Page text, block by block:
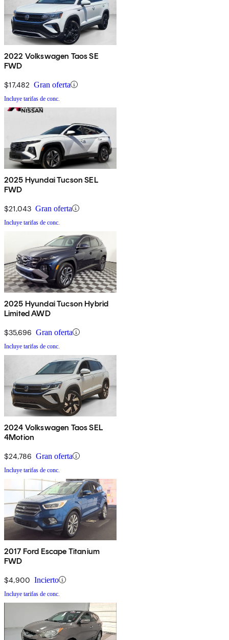
2022 Volkswagen Taos SE
FWD
$17,482 Gran oferta
Incluye tarifas de conc.
2025 Hyundai Tucson SEL
FWD
$21,043 Gran oferta
Incluye tarifas de conc.
2025 Hyundai Tucson Hybrid
Limited AWD
$35,696 Gran oferta
Incluye tarifas de conc.
2024 Volkswagen Taos SEL
4Motion
$24,786 Gran oferta
Incluye tarifas de conc.
2017 Ford Escape Titanium
FWD
$4,900 Incierto
Incluye tarifas de conc.